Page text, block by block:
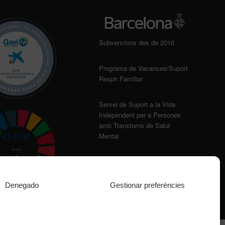
Denegado Gestionar preferències
Subvencions des de 2016
Programa de Vacances/Suport
Respir Familiar
Servei de Suport a la Vida
Independent per a Persones
amb Transtorns de Salut
Mental